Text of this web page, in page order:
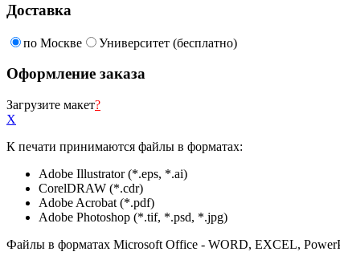
Доставка
по Москве Университет (бесплатно)
Оформление заказа
Загрузите макет?
X
К печати принимаются файлы в форматах:
Adobe Illustrator (*.eps, *.ai)
CorelDRAW (*.cdr)
Adobe Acrobat (*.pdf)
Adobe Photoshop (*.tif, *.psd, *.jpg)
Файлы в форматах Microsoft Office - WORD, EXCEL,